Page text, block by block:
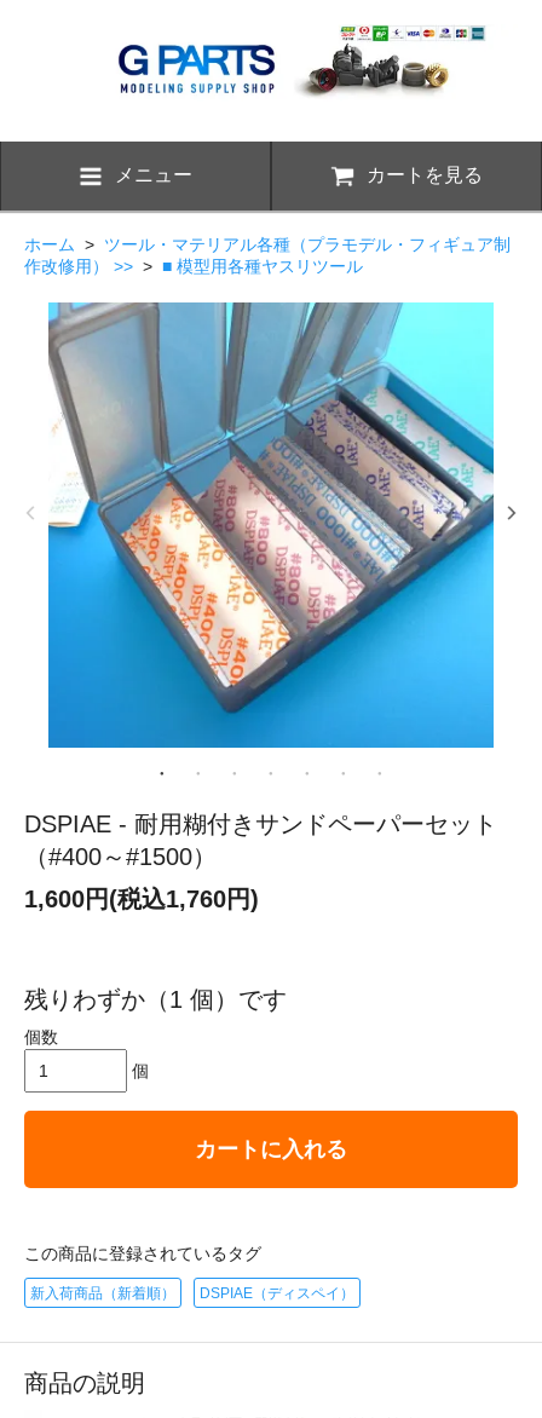
メニュー カートを見る
ホーム > ツール・マテリアル各種（プラモデル・フィギュア制
作改修用） >> > ■ 模型用各種ヤスリツール
DSPIAE - 耐用糊付きサンドペーパーセット
（#400～#1500）
1,600円(税込1,760円)
残りわずか（1 個）です
個数
個
カートに入れる
この商品に登録されているタグ
新入荷商品（新着順） DSPIAE（ディスペイ）
商品の説明